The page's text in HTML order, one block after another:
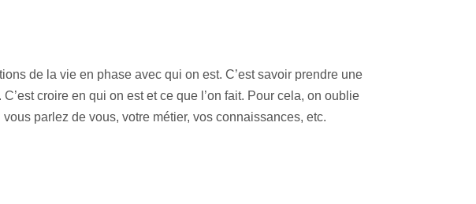
de la vie en phase avec qui on est. C’est savoir prendre une
croire en qui on est et ce que l’on fait. Pour cela, on oublie
parlez de vous, votre métier, vos connaissances, etc.